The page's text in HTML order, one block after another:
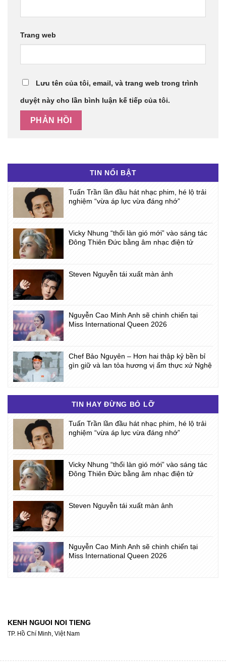
Trang web
Lưu tên của tôi, email, và trang web trong trình
duyệt này cho lần bình luận kế tiếp của tôi.
TIN NỔI BẬT
Tuấn Trần lần đầu hát nhạc phim, hé lộ trải
nghiệm “vừa áp lực vừa đáng nhớ”
Vicky Nhung “thổi làn gió mới” vào sáng tác
Đông Thiên Đức bằng âm nhạc điện tử
Steven Nguyễn tái xuất màn ảnh
Nguyễn Cao Minh Anh sẽ chinh chiến tại
Miss International Queen 2026
Chef Bảo Nguyên – Hơn hai thập kỷ bền bỉ
gìn giữ và lan tỏa hương vị ẩm thực xứ Nghệ
TIN HAY ĐỪNG BỎ LỠ
Tuấn Trần lần đầu hát nhạc phim, hé lộ trải
nghiệm “vừa áp lực vừa đáng nhớ”
Vicky Nhung “thổi làn gió mới” vào sáng tác
Đông Thiên Đức bằng âm nhạc điện tử
Steven Nguyễn tái xuất màn ảnh
Nguyễn Cao Minh Anh sẽ chinh chiến tại
Miss International Queen 2026
KENH NGUOI NOI TIENG
TP. Hồ Chí Minh, Việt Nam